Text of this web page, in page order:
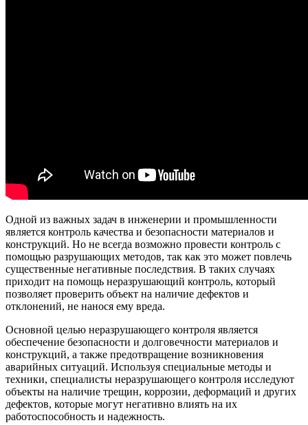
Одной из важных задач в инженерии и промышленности
является контроль качества и безопасности материалов и
конструкций. Но не всегда возможно провести контроль с
помощью разрушающих методов, так как это может повлечь
существенные негативные последствия. В таких случаях
приходит на помощь неразрушающий контроль, который
позволяет проверить объект на наличие дефектов и
отклонений, не нанося ему вреда.
Основной целью неразрушающего контроля является
обеспечение безопасности и долговечности материалов и
конструкций, а также предотвращение возникновения
аварийных ситуаций. Используя специальные методы и
техники, специалисты неразрушающего контроля исследуют
объекты на наличие трещин, коррозии, деформаций и других
дефектов, которые могут негативно влиять на их
работоспособность и надежность.